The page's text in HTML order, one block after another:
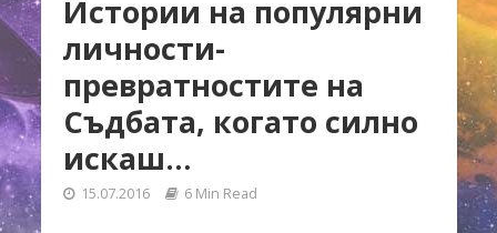
Истории на популярни
личности-
превратностите на
Съдбата, когато силно
искаш…
15.07.2016 6 Min Read